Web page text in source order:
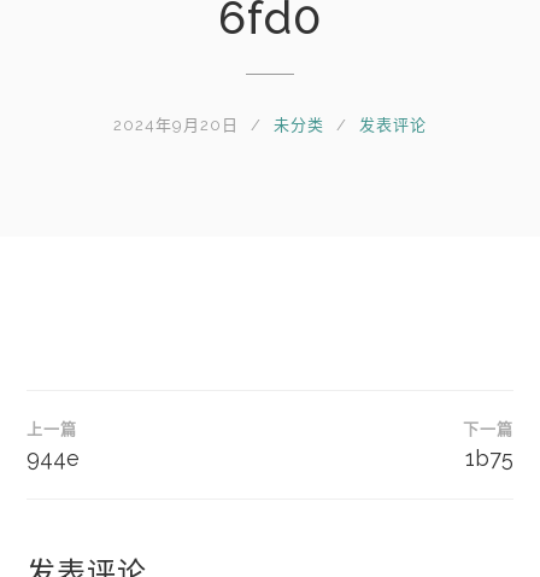
6fd0
2024年9月20日 未分类 发表评论
文
章
航
上一篇
944e
下一篇
1b75